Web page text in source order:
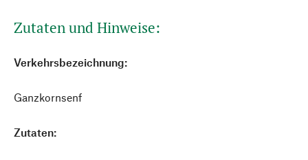
Zutaten und Hinweise:
Verkehrsbezeichnung:
Ganzkornsenf
Zutaten: